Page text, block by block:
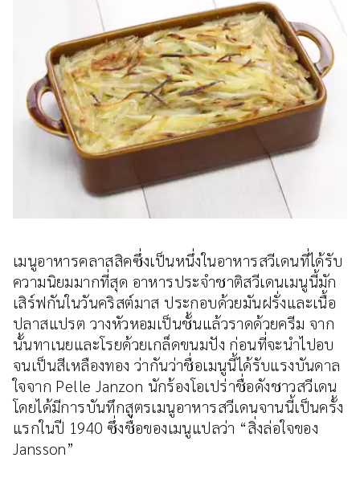
เมนูอาหารคลาสสิคซึ่งเป็นหนึ่งในอาหารสวีเดนที่ได้รับ
ความนิยมมากที่สุด อาหารประจำชาติสวีเดนเมนูนี้มัก
เสิร์ฟกันในวันคริสต์มาส ประกอบด้วยมันฝรั่งและเนื้อ
ปลาสแปรต วางหัวหอมเป็นชั้นแล้วราดด้วยครีม จาก
นั้นทาเนยและโรยด้วยเกล็ดขนมปัง ก่อนที่จะนำไปอบ
จนเป็นสีเหลืองทอง ว่ากันว่าชื่อเมนูนี้ได้รับแรงบันดาล
ใจจาก Pelle Janzon นักร้องโอเปร่าชื่อดังชาวสวีเดน
โดยได้มีการบันทึกสูตรเมนูอาหารสวีเดนจานนี้เป็นครั้ง
แรกในปี 1940 ซึ่งชื่อของเมนูแปลว่า “สิ่งล่อใจของ
Jansson”